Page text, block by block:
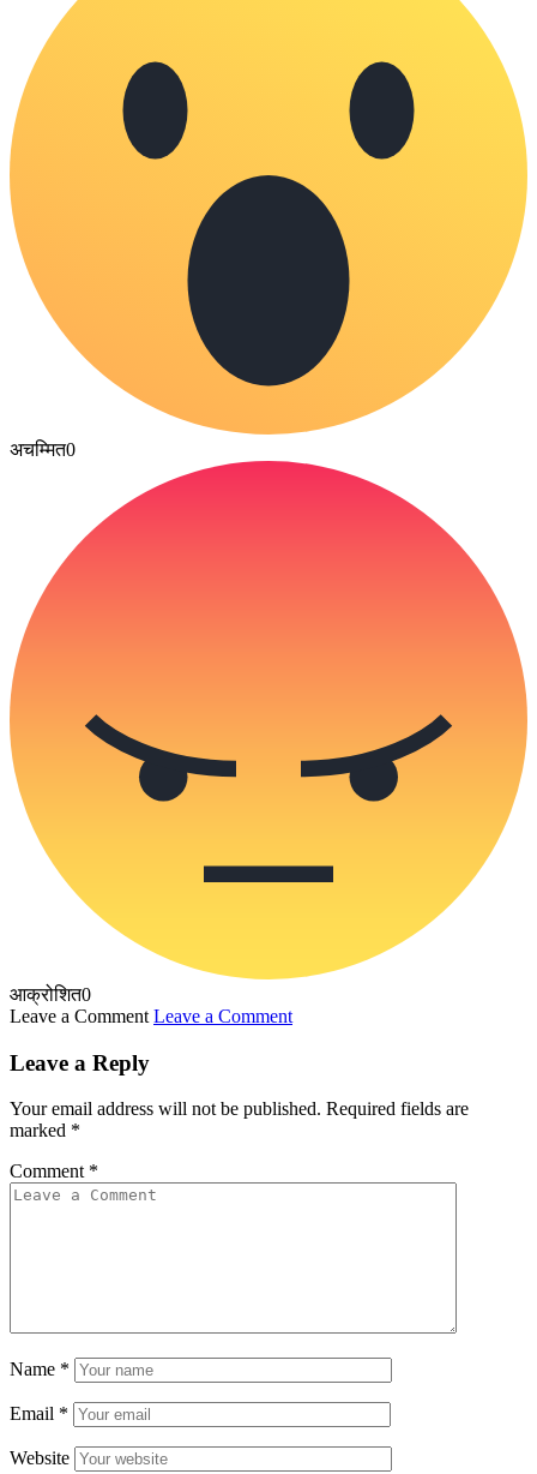
अचम्मित0
आक्रोशित0
Leave a Comment Leave a Comment
Leave a Reply
Your email address will not be published. Required fields are
marked *
Comment *
Name *
Email *
Website